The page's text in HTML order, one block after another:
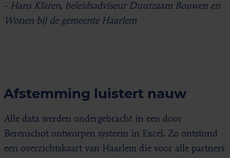
- Hans Klaren, beleidsadviseur Duurzaam Bouwen en
Wonen bij de gemeente Haarlem
Afstemming luistert nauw
Alle data werden ondergebracht in een door
Berenschot ontworpen systeem in Excel. Zo ontstond
een overzichtskaart van Haarlem die voor alle partners